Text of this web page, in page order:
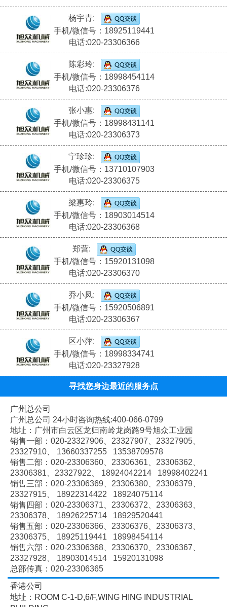
杨宇青:
手机/微信号：18925119441
电话:020-23306366
陈彩玲:
手机/微信号：18998454114
电话:020-23306376
张小惠:
手机/微信号：18998431141
电话:020-23306373
宁珍珍:
手机/微信号：13710107903
电话:020-23306375
梁惠玲:
手机/微信号：18903014514
电话:020-23306368
郑营:
手机/微信号：15920131098
电话:020-23306370
乔小凤:
手机/微信号：15920506891
电话:020-23306367
区小萍:
手机/微信号：18998334741
电话:020-23327928
寻找您身边最近的服务点
广州总公司
广州总公司 24小时咨询热线:400-066-0799
地址：广州市白云区龙归南岭龙岗路9号旭众工业园
销售一部：020-23327906、 23327907、 23327905、
23327910、
13660337255 13538709578
销售二部：020-23306360、 23306361、 23306362、
23306381、 23327922、
18924042214 18998402241
销售三部：020-23306369、 23306380、 23306379、
23327915、
18922314422 18924075114
销售四部：020-23306371、 23306372、 23306363、
23306378、
18926225714 18929520441
销售五部：020-23306366、 23306376、 23306373、
23306375、
18925119441 18998454114
销售六部：020-23306368、 23306370、 23306367、
23327928、
18903014514 15920131098
总部传真：020-23306365
香港公司
地址：ROOM C-1-D,6/F,WING HING INDUSTRIAL